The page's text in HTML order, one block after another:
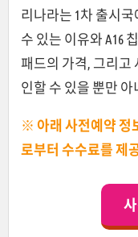
리나라는 1차 출시국
수 있는 이유와 A16
패드의 가격, 그리고
인할 수 있을 뿐만
※ 아래 사전예약 정
로부터 수수료를 제